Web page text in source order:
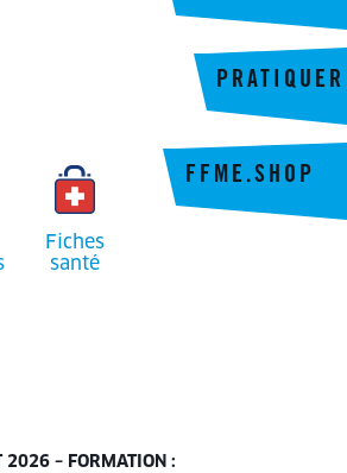
FFME.SHOP
PRATIQUER
Fiches
santé
2026 – FORMATION :